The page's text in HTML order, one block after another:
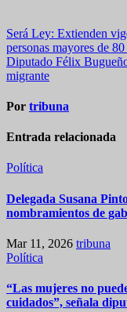
Navegación
de
entradas
Será Ley: Extienden
personas mayores de
Diputado Félix
migrante
Por tribuna
Entrada relacionada
Política
Delegada Susana
nombramientos de
Mar 11, 2026 tribuna
Política
“Las mujeres no
cuidados”, señala